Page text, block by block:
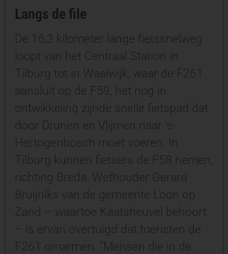
Langs de file
De 16,3 kilometer lange fietssnelweg
loopt van het Centraal Station in
Tilburg tot in Waalwijk, waar de F261
aansluit op de F59, het nog in
ontwikkeling zijnde snelle fietspad dat
door Drunen en Vlijmen naar ’s-
Hertogenbosch moet voeren. In
Tilburg kunnen fietsers de F58 nemen,
richting Breda. Wethouder Gerard
Bruijniks van de gemeente Loon op
Zand – waartoe Kaatsheuvel behoort
– is ervan overtuigd dat toeristen de
F261 omarmen. “Mensen die in de